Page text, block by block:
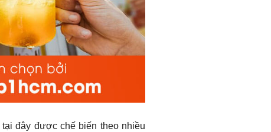
đây được chế biến theo nhiều